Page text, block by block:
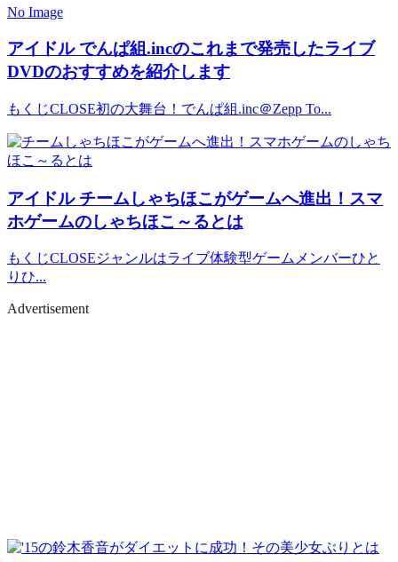
No Image
アイドルでんぱ組.incのこれまで発売したライブ
DVDのおすすめを紹介します
もくじCLOSE初の大舞台！でんぱ組.inc＠Zepp To...
アイドルチームしゃちほこがゲームへ進出！スマ
ホゲームのしゃちほこ～るとは
もくじCLOSEジャンルはライブ体験型ゲームメンバーひと
りひ...
Advertisement